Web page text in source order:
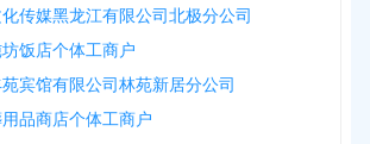
传媒黑龙江有限公司北极分公司
饭店个体工商户
宾馆有限公司林苑新居分公司
品商店个体工商户